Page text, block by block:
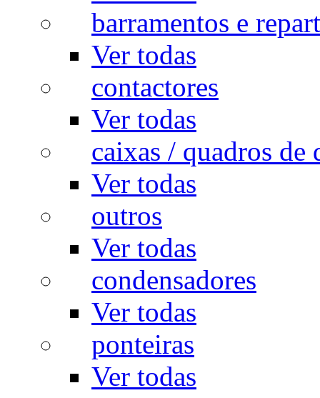
barramentos e
Ver todas
contactores
Ver todas
caixas / quadros de
Ver todas
outros
Ver todas
condensadores
Ver todas
ponteiras
Ver todas